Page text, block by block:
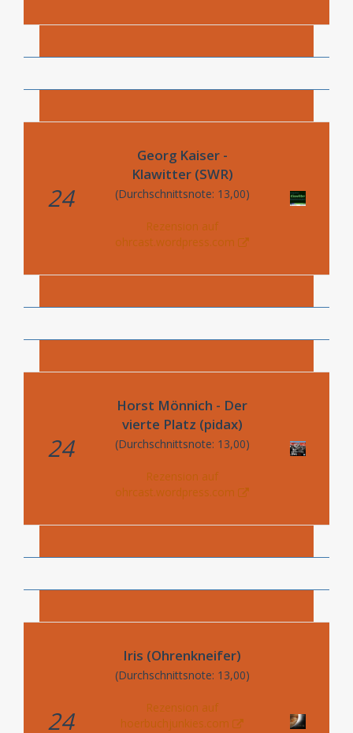
24
Georg Kaiser -
Klawitter (SWR)
(Durchschnittsnote: 13,00)
Rezension auf
ohrcast.wordpress.com
24
Horst Mönnich - Der
vierte Platz (pidax)
(Durchschnittsnote: 13,00)
Rezension auf
ohrcast.wordpress.com
24
Iris (Ohrenkneifer)
(Durchschnittsnote: 13,00)
Rezension auf
hoerbuchjunkies.com